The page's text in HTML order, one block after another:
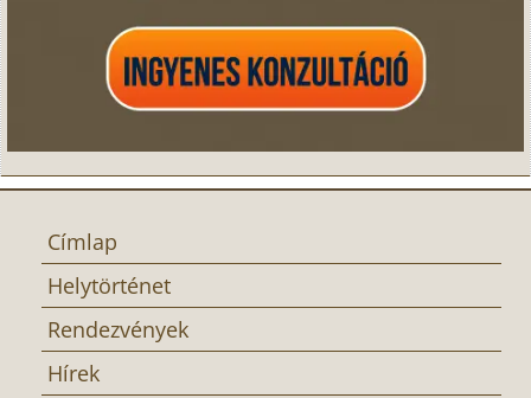
Címlap
Helytörténet
Rendezvények
Hírek